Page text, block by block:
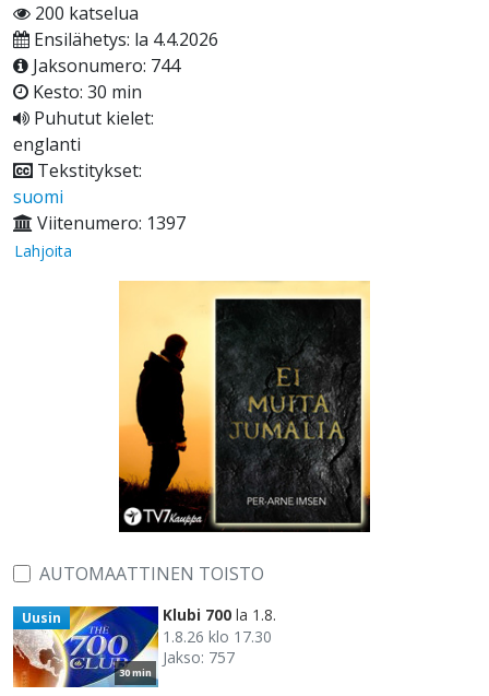
200 katselua
Ensilähetys: la 4.4.2026
Jaksonumero: 744
Kesto: 30 min
Puhutut kielet:
englanti
Tekstitykset:
suomi
Viitenumero: 1397
Lahjoita
AUTOMAATTINEN TOISTO
30 min
Uusin Klubi 700 la 1.8.
1.8.26 klo 17.30
Jakso: 757